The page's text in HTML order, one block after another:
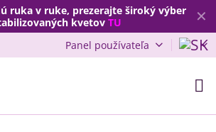
✕
ruka v ruke, prezerajte široký výber
kvetov TU
Panel používateľa